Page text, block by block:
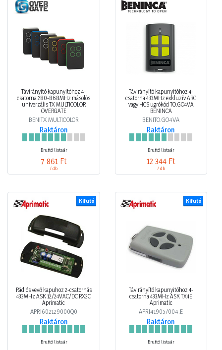
Távirányító kapunyitóhoz 4-
csatorna 280-868MHz másolós
univerzális TX MULTICOLOR
OVERGATE
BENITX MULTICOLOR
Raktáron
Bruttó listaár
7 861 Ft
/ db
Távirányító kapunyitóhoz 4-
csatorna 433MHz exkluzív ARC
vagy HCS ugrókód TO.GO4VA
BENINCA
BENITO.GO4VA
Raktáron
Bruttó listaár
12 344 Ft
/ db
Kifutó
Rádiós vevő kapuhoz 2-csatornás
433MHz ASK 12/24VAC/DC RX2C
Aprimatic
APRI602129000Q0
Raktáron
Bruttó listaár
Kifutó
Távirányító kapunyitóhoz 4-
csatorna 433MHz ASK TX4E
Aprimatic
APRI41905/004.E
Raktáron
Bruttó listaár